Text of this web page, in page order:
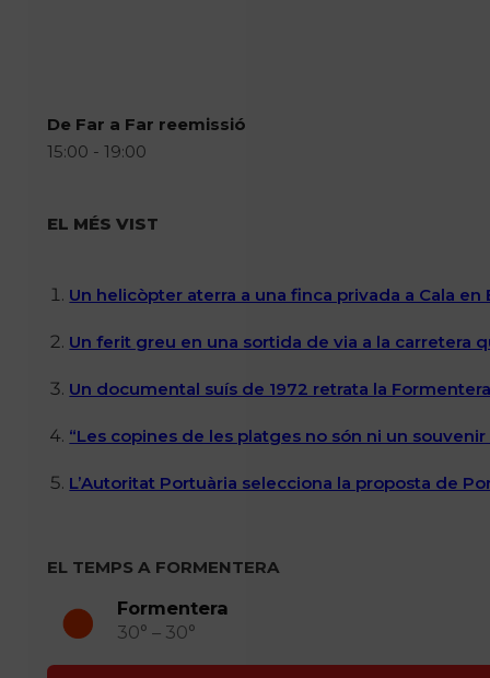
De Far a Far reemissió
15:00 - 19:00
EL MÉS VIST
Un helicòpter aterra a una finca privada a Cala
Un ferit greu en una sortida de via a la carretera
Un documental suís de 1972 retrata la
“Les copines de les platges no són ni un
L’Autoritat Portuària selecciona la proposta de
EL TEMPS A FORMENTERA
Formentera
30° – 30°